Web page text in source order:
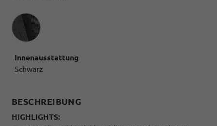
Innenausstattung
Innenausstattung
Schwarz
BESCHREIBUNG
HIGHLIGHTS: